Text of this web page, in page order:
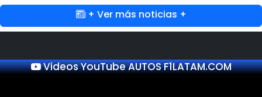
+ Ver más noticias +
Videos YouTube AUTOS F1LATAM.COM